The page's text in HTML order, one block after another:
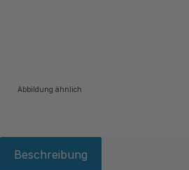
Abbildung ähnlich
Beschreibung